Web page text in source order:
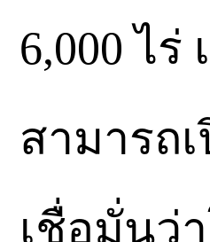
6,000 ไ
สามารถ
เชื่อมั่นว่